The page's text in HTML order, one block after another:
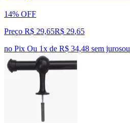
14% OFF
Preço R$ 29,65R$ 29,65
no Pix Ou 1x de R$ 34,48 sem jurosou